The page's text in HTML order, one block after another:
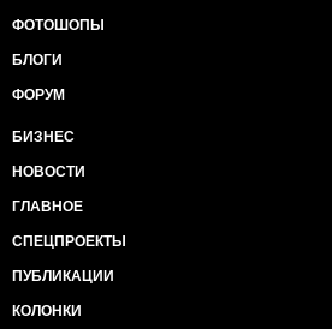
ФОТОШОПЫ
БЛОГИ
ФОРУМ
БИЗНЕС
НОВОСТИ
ГЛАВНОЕ
СПЕЦПРОЕКТЫ
ПУБЛИКАЦИИ
КОЛОНКИ